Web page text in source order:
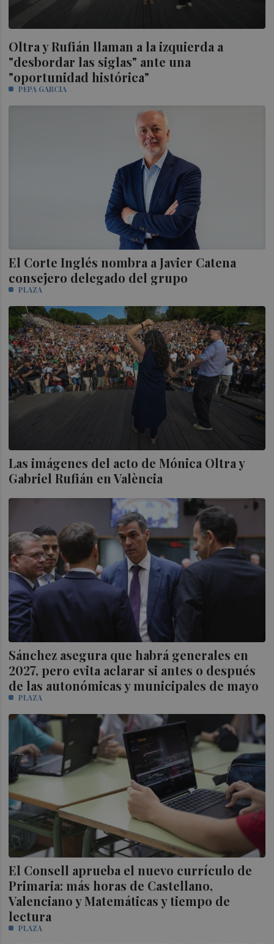
Oltra y Rufián llaman a la izquierda a
"desbordar las siglas" ante una
"oportunidad histórica"
PEPA GARCIA
El Corte Inglés nombra a Javier Catena
consejero delegado del grupo
PLAZA
Las imágenes del acto de Mónica Oltra y
Gabriel Rufián en València
Sánchez asegura que habrá generales en
2027, pero evita aclarar si antes o después
de las autonómicas y municipales de mayo
PLAZA
El Consell aprueba el nuevo currículo de
Primaria: más horas de Castellano,
Valenciano y Matemáticas y tiempo de
lectura
PLAZA